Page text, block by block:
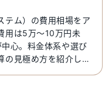
テム）の費用相場をア
用は5万〜10万円未
心。料金体系や選び
の見極め方を紹介しま